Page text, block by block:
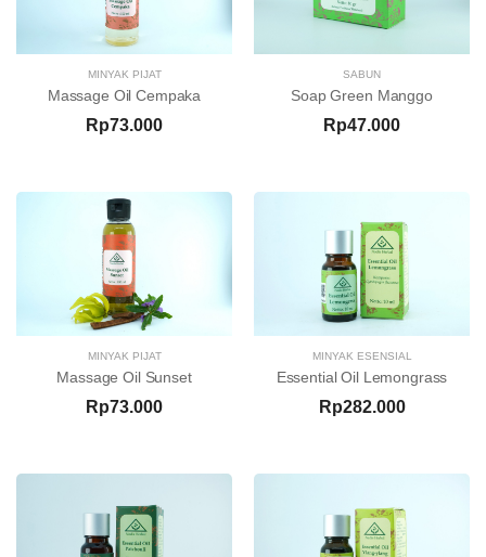
MINYAK PIJAT
Massage Oil Cempaka
Rp73.000
SABUN
Soap Green Manggo
Rp47.000
MINYAK PIJAT
Massage Oil Sunset
Rp73.000
MINYAK ESENSIAL
Essential Oil Lemongrass
Rp282.000